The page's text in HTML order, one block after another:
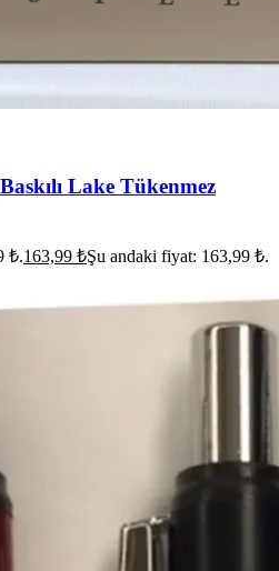
Lake Tükenmez
₺.163,99 ₺Şu andaki fiyat: 163,99 ₺.